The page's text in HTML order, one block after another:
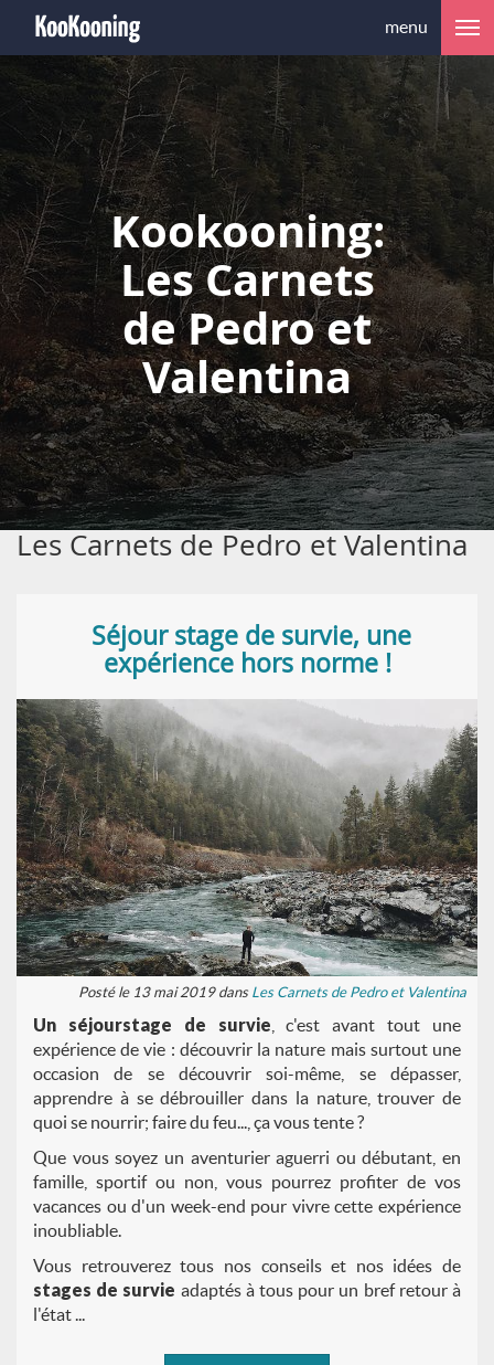
menu
Kookooning:
Les Carnets
de Pedro et
Valentina
Les Carnets de Pedro et Valentina
Séjour stage de survie, une
expérience hors norme !
Posté le 13 mai 2019 dansLes Carnets de Pedro et Valentina
Un séjourstage de survie , c'est avant tout une
expérience de vie : découvrir la nature mais surtout une
occasion de se découvrir soi-même, se dépasser,
apprendre à se débrouiller dans la nature, trouver de
quoi se nourrir; faire du feu..., ça vous tente ?
Que vous soyez un aventurier aguerri ou débutant, en
famille, sportif ou non, vous pourrez profiter de vos
vacances ou d'un week-end pour vivre cette expérience
inoubliable.
Vous retrouverez tous nos conseils et nos idées de
stages de survie adaptés à tous pour un bref retour à
l'état ...